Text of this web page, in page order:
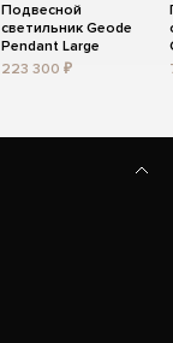
Подвесной
светильник Geode
Pendant Large
223 300 ₽